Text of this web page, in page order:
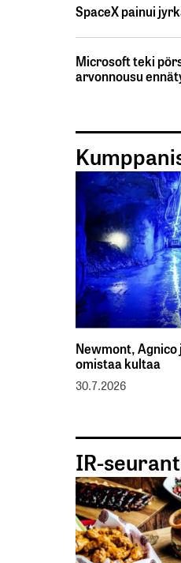
SpaceX painui
Microsoft teki
arvonnousu
Newmont,
omistaa kultaa
30.7.2026
IR-